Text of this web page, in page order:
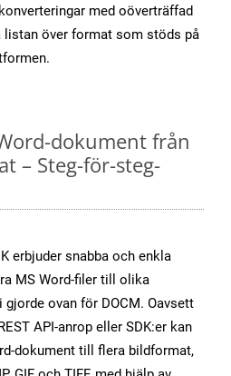
med oöverträffad
över format som stöds på
dokument från
– Steg-för-steg-
erbjuder snabba och enkla
MS Word-filer till olika
ovan för DOCM. Oavsett
API-anrop eller SDK:er kan
dokument till flera bildformat,